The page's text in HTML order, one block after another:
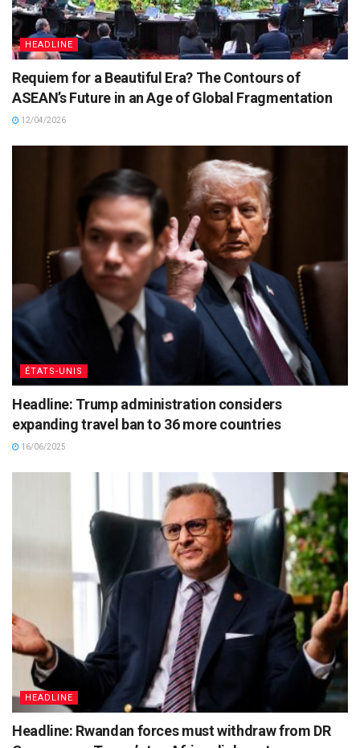
HEADLINE
Requiem for a Beautiful Era? The Contours of
ASEAN’s Future in an Age of Global Fragmentation
12/04/2026
ÉTATS-UNIS
Headline: Trump administration considers
expanding travel ban to 36 more countries
16/06/2025
HEADLINE
Headline: Rwandan forces must withdraw from DR